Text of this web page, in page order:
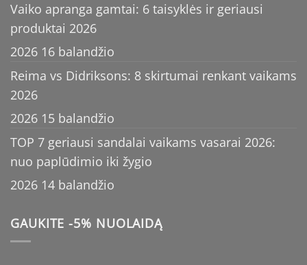
Vaiko apranga gamtai: 6 taisyklės ir geriausi
produktai 2026
2026 16 balandžio
Reima vs Didriksons: 8 skirtumai renkant vaikams
2026
2026 15 balandžio
TOP 7 geriausi sandalai vaikams vasarai 2026:
nuo paplūdimio iki žygio
2026 14 balandžio
GAUKITE -5% NUOLAIDĄ